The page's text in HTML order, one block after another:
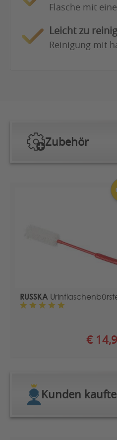
Flasche mit
Leicht zu
Reinigung mit
Zubehör
RUSSKA
€
Kunden